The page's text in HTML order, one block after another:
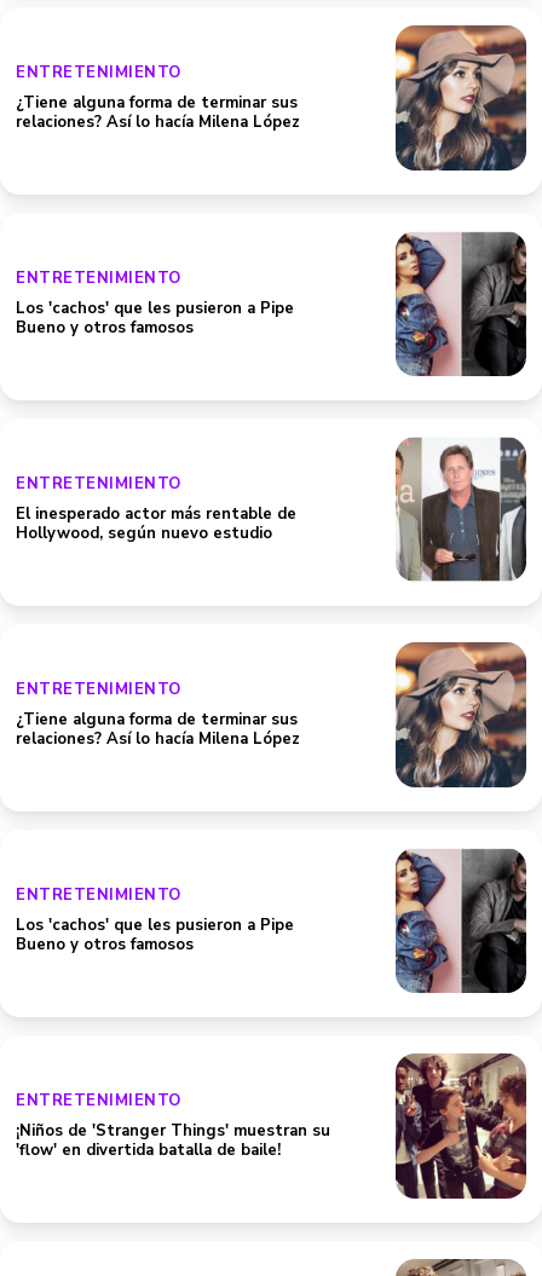
ENTRETENIMIENTO
¿Tiene alguna forma de terminar sus
relaciones? Así lo hacía Milena López
ENTRETENIMIENTO
Los 'cachos' que les pusieron a Pipe
Bueno y otros famosos
ENTRETENIMIENTO
El inesperado actor más rentable de
Hollywood, según nuevo estudio
ENTRETENIMIENTO
¿Tiene alguna forma de terminar sus
relaciones? Así lo hacía Milena López
ENTRETENIMIENTO
Los 'cachos' que les pusieron a Pipe
Bueno y otros famosos
ENTRETENIMIENTO
¡Niños de 'Stranger Things' muestran su
'flow' en divertida batalla de baile!